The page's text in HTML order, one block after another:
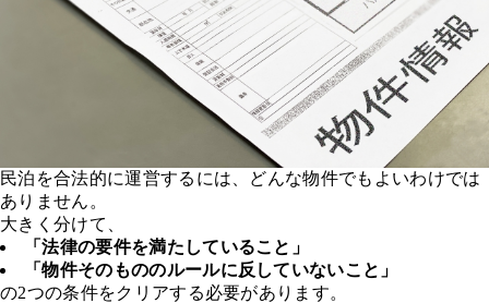
民泊を合法的に運営するには、どんな物件でもよいわけでは
ありません。
大きく分けて、
「法律の要件を満たしていること」
「物件そのもののルールに反していないこと」
の2つの条件をクリアする必要があります。